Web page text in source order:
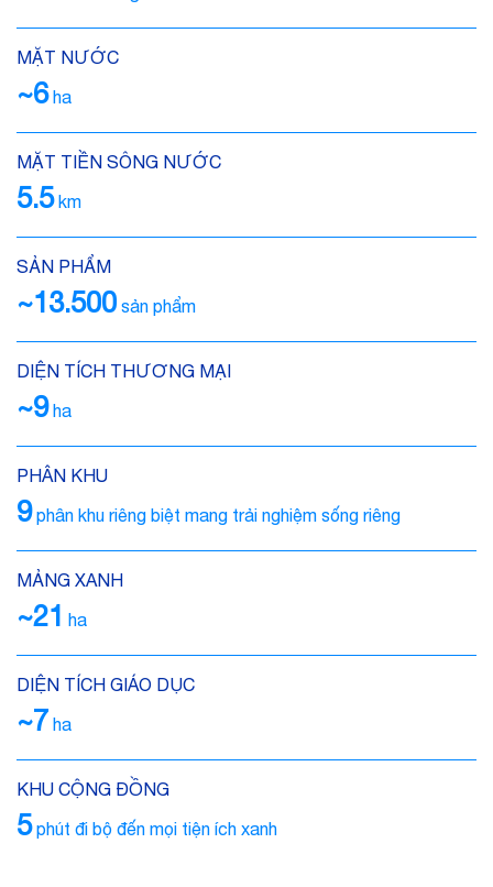
MẶT NƯỚC
~6ha
MẶT TIỀN SÔNG NƯỚC
5.5km
SẢN PHẨM
~13.500 sản phẩm
DIỆN TÍCH THƯƠNG MẠI
~9ha
PHÂN KHU
9phân khu riêng biệt mang trải nghiệm sống riêng
MẢNG XANH
~21 ha
DIỆN TÍCH GIÁO DỤC
~7 ha
KHU CỘNG ĐỒNG
5phút đi bộ đến mọi tiện ích xanh